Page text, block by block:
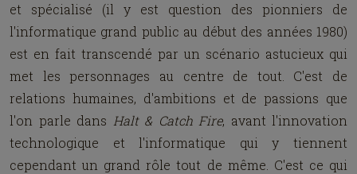
et spécialisé (il y est question des pionniers de
l'informatique grand public au début des années 1980)
est en fait transcendé par un scénario astucieux qui
met les personnages au centre de tout. C'est de
relations humaines, d'ambitions et de passions que
l'on parle dans Halt & Catch Fire, avant l'innovation
technologique et l'informatique qui y tiennent
cependant un grand rôle tout de même. C'est ce qui